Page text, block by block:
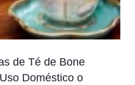
de Té de Bone
Doméstico o